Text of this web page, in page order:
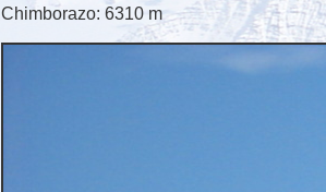
Chimborazo: 6310 m